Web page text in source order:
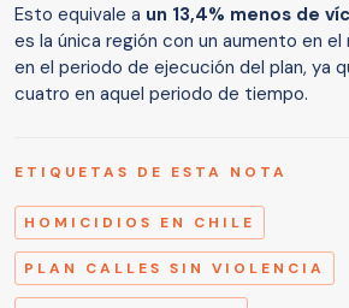
Esto equivale a un 13,4% menos de
es la única región con un aumento en
en el periodo de ejecución del plan, ya
cuatro en aquel periodo de tiempo.
ETIQUETAS DE ESTA NOTA
HOMICIDIOS EN CHILE
PLAN CALLES SIN VIOLENCIA